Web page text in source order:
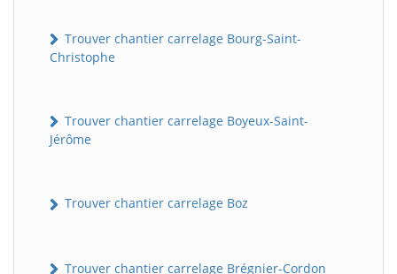
Trouver chantier carrelage Bourg-Saint-
Christophe
Trouver chantier carrelage Boyeux-Saint-
Jérôme
Trouver chantier carrelage Boz
Trouver chantier carrelage Brégnier-Cordon